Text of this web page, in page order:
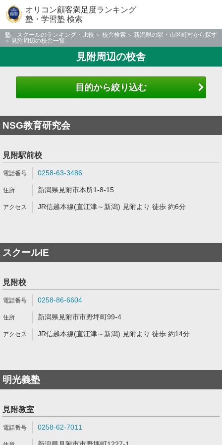
オリコン顧客満足度ランキング
塾・学習塾 検索
塾、スクールのランキング・比較 校舎検索
新潟県の駅・市区町村から探す
見附周辺の校舎一覧
見附周辺の校舎
目的から絞り込む
NSG教育研究会
見附駅前校
0258-63-3486
新潟県見附市本所1-8-15
JR信越本線(直江津～新潟) 見附より 徒歩 約6分
スクールIE
見附校
0258-86-6604
新潟県見附市市野坪町99-4
JR信越本線(直江津～新潟) 見附より 徒歩 約14分
明光義塾
見附教室
0258-62-7011